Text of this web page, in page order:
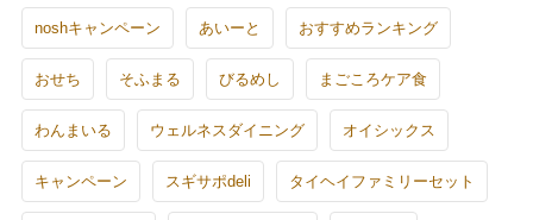
noshキャンペーン あいーと おすすめランキング
おせち そふまる びるめし まごころケア食
わんまいる ウェルネスダイニング オイシックス
キャンペーン スギサポdeli タイヘイファミリーセット